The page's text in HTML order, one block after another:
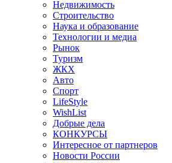
Недвижимость
Строительство
Наука и образование
Технологии и медиа
Рынок
Туризм
ЖКХ
Авто
Спорт
LifeStyle
WishList
Добрые дела
КОНКУРСЫ
Интересное от партнеров
Новости России